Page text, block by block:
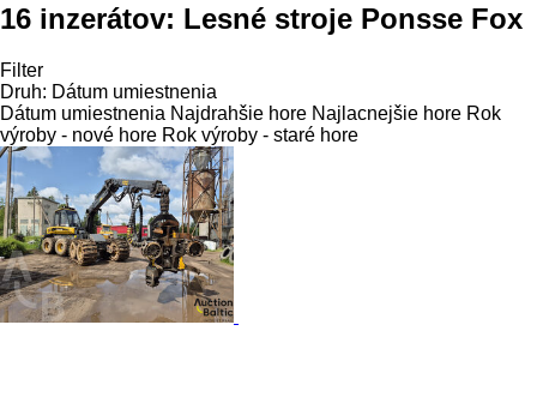
16 inzerátov: Lesné stroje Ponsse Fox
Filter
Druh: Dátum umiestnenia
Dátum umiestnenia Najdrahšie hore Najlacnejšie hore Rok
výroby - nové hore Rok výroby - staré hore